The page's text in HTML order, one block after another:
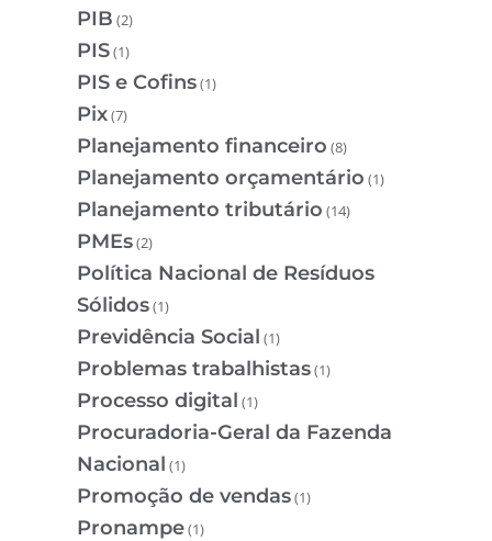
PIB (2)
PIS(1)
PIS e Cofins(1)
Pix(7)
Planejamento financeiro (8)
Planejamento orçamentário (1)
Planejamento tributário (14)
PMEs(2)
Política Nacional de Resíduos
Sólidos(1)
Previdência Social (1)
Problemas trabalhistas(1)
Processo digital (1)
Procuradoria-Geral da Fazenda
Nacional (1)
Promoção de vendas(1)
Pronampe(1)